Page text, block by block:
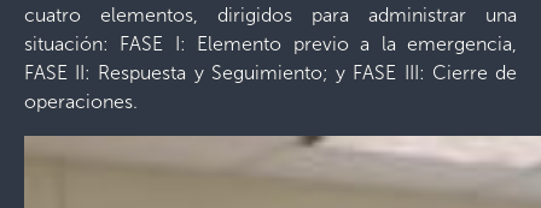
cuatro elementos, dirigidos para administrar una
situación:
FASE I: Elemento previo a la emergencia,
FASE II: Respuesta y Seguimiento; y FASE III: Cierre de
operaciones.